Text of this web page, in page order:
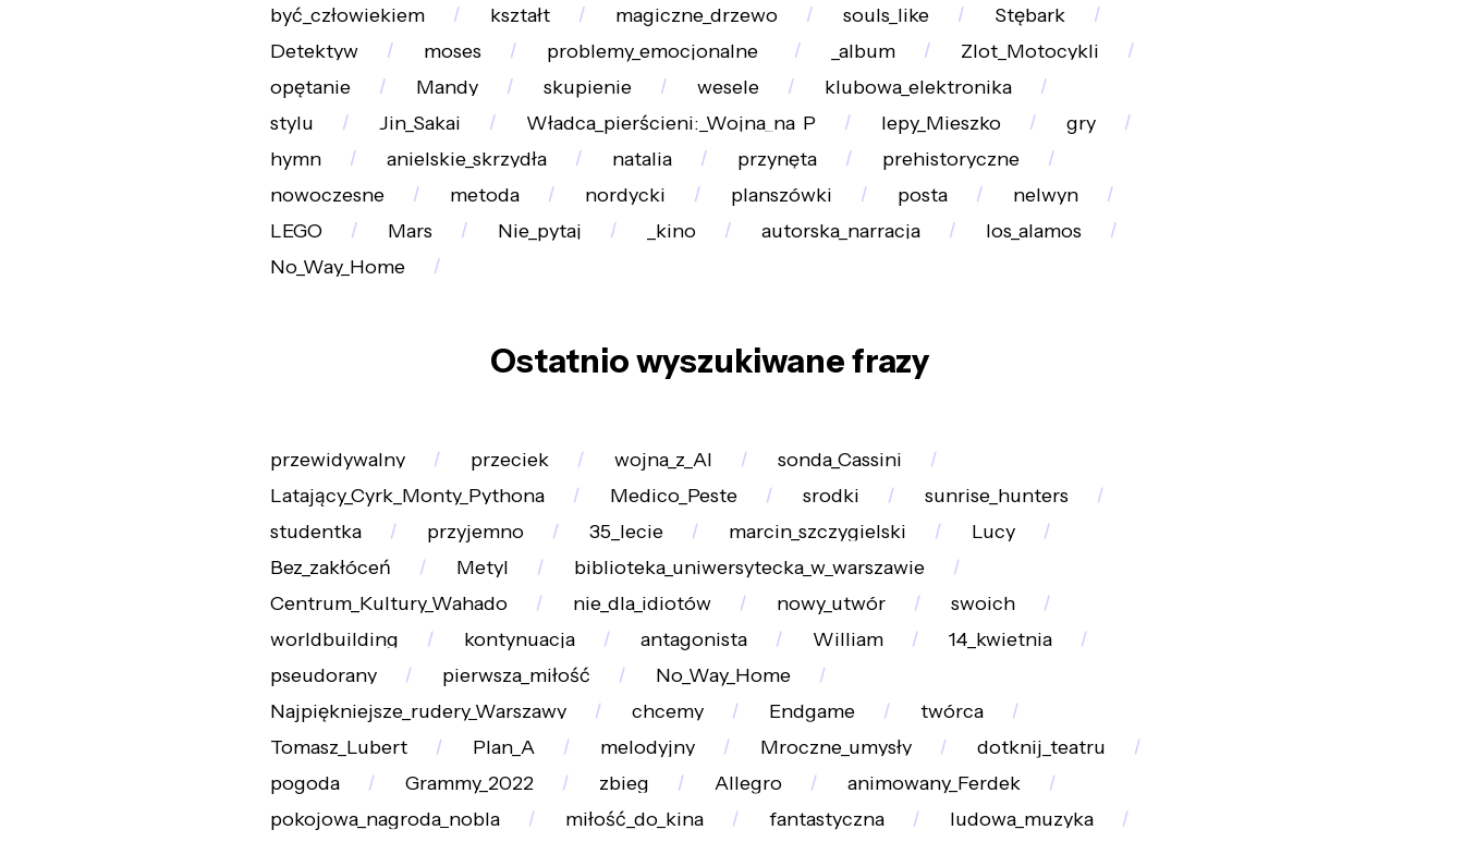
być_człowiekiem
kształt magiczne_drzewo souls_like
Stębark
Detektyw
moses problemy_emocjonalne_ _album
Zlot_Motocykli
opętanie
Mandy skupienie wesele
klubowa_elektronika
stylu
Jin_Sakai Władca_pierścieni:_Wojna_na_P lepy_Mieszko
gry
hymn
anielskie_skrzydła natalia przynęta
prehistoryczne
nowoczesne
metoda nordycki planszówki posta
nelwyn
LEGO
Mars Nie_pytaj _kino autorska_narracja
los_alamos
No_Way_Home
Ostatnio wyszukiwane frazy
przewidywalny przeciek wojna_z_AI
sonda_Cassini
Latający_Cyrk_Monty_Pythona
Medico_Peste srodki
sunrise_hunters
studentka
przyjemno 35_lecie marcin_szczygielski
Lucy
Bez_zakłóceń
Metyl
biblioteka_uniwersytecka_w_warszawie
Centrum_Kultury_Wahado
nie_dla_idiotów nowy_utwór
swoich
worldbuilding
kontynuacja antagonista William
14_kwietnia
pseudorany
pierwsza_miłość
No_Way_Home
Najpiękniejsze_rudery_Warszawy
chcemy Endgame
twórca
Tomasz_Lubert
Plan_A melodyjny Mroczne_umysły
dotknij_teatru
pogoda
Grammy_2022 zbieg Allegro
animowany_Ferdek
pokojowa_nagroda_nobla
miłość_do_kina fantastyczna
ludowa_muzyka